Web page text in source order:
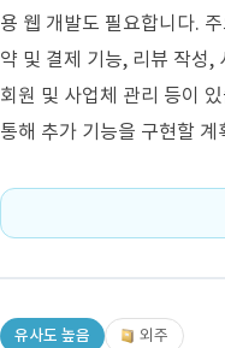
용 웹 개발도 필요합니다.
약 및 결제 기능, 리뷰 작성,
회원 및 사업체 관리 등이
통해 추가 기능을 구현할 계
유사도 높음 외주